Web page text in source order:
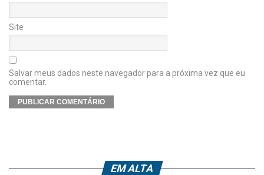
Site
Salvar meus dados neste navegador para a próxima vez que eu
comentar.
EM ALTA